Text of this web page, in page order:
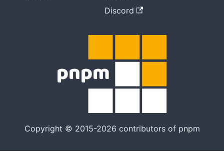
Discord
Copyright © 2015-2026 contributors of pnpm